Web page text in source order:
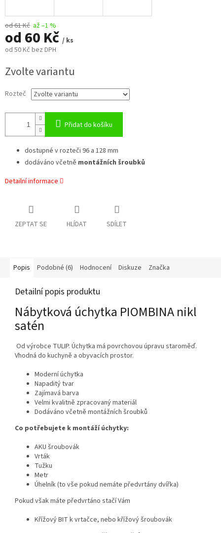
od 61 Kč až –1 %
od 60 Kč / ks
od 50 Kč bez DPH
cena:
Zvolte variantu
Rozteč
Přidat do košíku
dostupné v rozteči 96 a 128 mm
dodáváno včetně montážních šroubků
Detailní informace
ZEPTAT SE HLÍDAT SDÍLET
Popis Podobné (6) Hodnocení Diskuze Značka
Detailní popis produktu
Nábytková úchytka PIOMBINA nikl
satén
Od výrobce TULIP. Úchytka má povrchovou úpravu staroměď.
Vhodná do kuchyně a obyvacích prostor.
Moderní úchytka
Napaditý tvar
Zajímavá barva
Velmi kvalitně zpracovaný materiál
Dodáváno včetně montážních šroubků
Co potřebujete k montáží úchytky:
AKU šroubovák
Vrták
Tužku
Metr
Úhelník (to vše pokud nemáte předvrtány dvířka)
Pokud však máte předvrtáno stačí Vám
Křížový BIT k vrtačce, nebo křížový šroubovák